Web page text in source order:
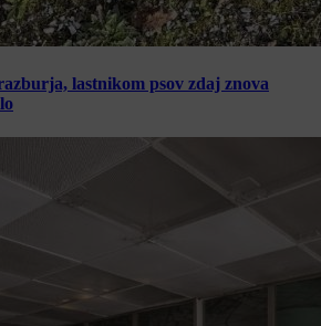
lastnikom psov zdaj znova